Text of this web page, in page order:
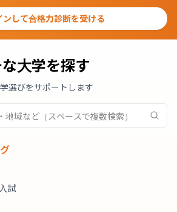
ンして合格力診断を受ける
大学を探す
選びをサポートします
試